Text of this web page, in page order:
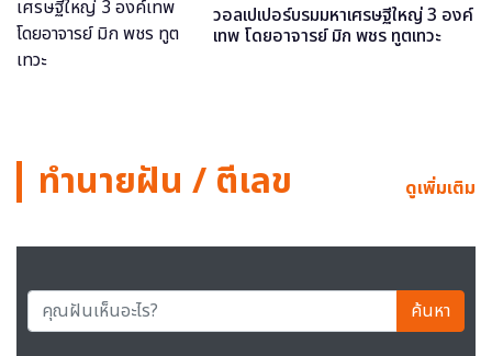
วอลเปเปอร์บรมมหาเศรษฐีใหญ่ 3 องค์
เทพ โดยอาจารย์ มิก พชร ทูตเทวะ
ทำนายฝัน / ตีเลข ดูเพิ่มเติม
ค้นหา